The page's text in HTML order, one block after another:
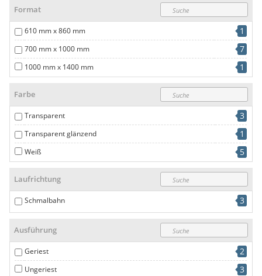
500 µm
Format
610 mm x 860 mm 1
700 mm x 1000 mm 7
1000 mm x 1400 mm 1
Farbe
Transparent 3
Transparent glänzend 1
Weiß 5
Laufrichtung
Schmalbahn 3
Ausführung
Geriest 2
Ungeriest 3